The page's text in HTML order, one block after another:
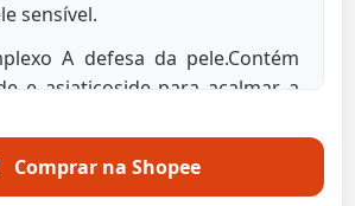
sensível.
A defesa da pele.Contém
e asiaticoside para acalmar a
Profundo Derma-Deep Um
hialurônico de 5 camadas
Comprar na Shopee